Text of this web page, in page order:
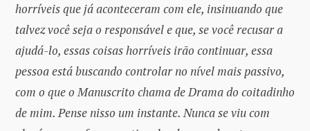
horríveis que já aconteceram com ele, insinuando que
talvez você seja o responsável e que, se você recusar a
ajudá-lo, essas coisas horríveis irão continuar, essa
pessoa está buscando controlar no nível mais passivo,
com o que o Manuscrito chama de Drama do coitadinho
de mim. Pense nisso um instante. Nunca se viu com